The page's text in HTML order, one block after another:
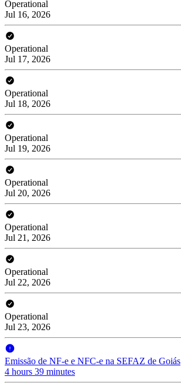
Operational
Jul 16, 2026
Operational
Jul 17, 2026
Operational
Jul 18, 2026
Operational
Jul 19, 2026
Operational
Jul 20, 2026
Operational
Jul 21, 2026
Operational
Jul 22, 2026
Operational
Jul 23, 2026
Emissão de NF-e e NFC-e na SEFAZ de Goiás
4 hours 39 minutes